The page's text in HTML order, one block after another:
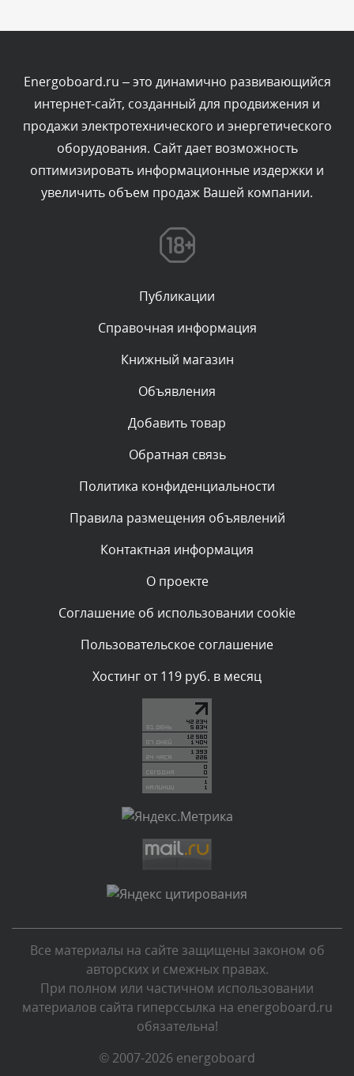
Комментарий проверяется
Текст комментария будет виден после проверки
администратором.
Сегодня, в 00:57
Комментарий проверяется
Текст комментария будет виден после проверки
Комментарий проверяется
Текст комментария будет виден после проверки
администратором.
Комментарий проверяется
администратором.
Комментарий проверяется
администратором.
Комментарий проверяется
администратором.
Комментарий проверяется
Текст комментария будет виден после проверки
Комментарий проверяется
Текст комментария будет виден после проверки
администратором.
Текст комментария будет виден после проверки
администратором.
Комментарий проверяется
Текст комментария будет виден после проверки
администратором.
Вчера, в 22:38
Комментарий проверяется
Energoboard.ru – это динамично развивающийся
интернет-сайт, созданный для продвижения и
продажи электротехнического и энергетического
оборудования. Сайт дает возможность
оптимизировать информационные издержки и
увеличить объем продаж Вашей компании.
Публикации
Справочная информация
Книжный магазин
Объявления
Добавить товар
Обратная связь
Политика конфиденциальности
Правила размещения объявлений
Контактная информация
О проекте
Соглашение об использовании cookie
Пользовательское соглашение
Хостинг от 119 руб. в месяц
Все материалы на сайте защищены законом об
авторских и смежных правах.
При полном или частичном использовании
материалов сайта гиперссылка на energoboard.ru
обязательна!
© 2007-2026 energoboard